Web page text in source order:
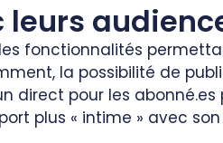
leurs
fonctionnalités
la possibilité de
direct pour les abonné.es
plus « intime » avec